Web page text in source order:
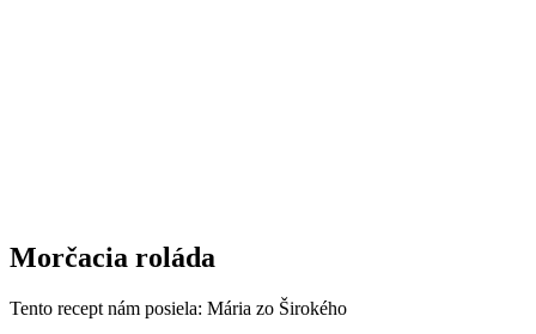
Morčacia roláda
Tento recept nám posiela: Mária zo Širokého